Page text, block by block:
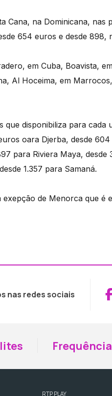
Cana, na Dominicana, nas
654 euros e desde 898,
em Cuba, Boavista,
Al Hoceima, em
disponibiliza para cada
oara Djerba, desde 604
para Riviera Maya, desde
1.357 para Samaná.
de Menorca que é
nas redes sociais
RTP PLAY